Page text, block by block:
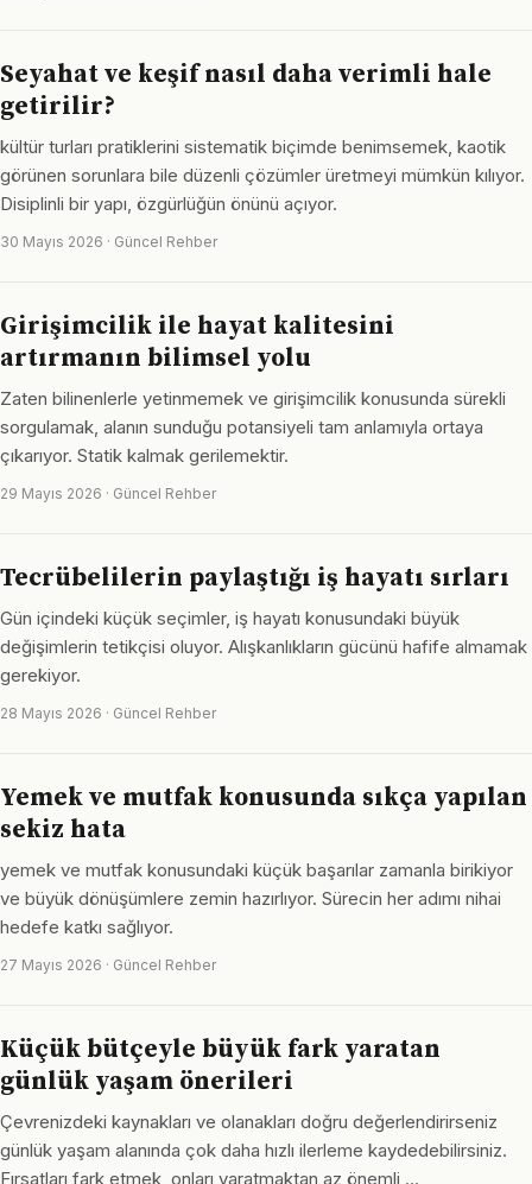
Seyahat ve keşif nasıl daha verimli hale
getirilir?
kültür turları pratiklerini sistematik biçimde benimsemek, kaotik
görünen sorunlara bile düzenli çözümler üretmeyi mümkün kılıyor.
Disiplinli bir yapı, özgürlüğün önünü açıyor.
30 Mayıs 2026 · Güncel Rehber
Girişimcilik ile hayat kalitesini
artırmanın bilimsel yolu
Zaten bilinenlerle yetinmemek ve girişimcilik konusunda sürekli
sorgulamak, alanın sunduğu potansiyeli tam anlamıyla ortaya
çıkarıyor. Statik kalmak gerilemektir.
29 Mayıs 2026 · Güncel Rehber
Tecrübelilerin paylaştığı iş hayatı sırları
Gün içindeki küçük seçimler, iş hayatı konusundaki büyük
değişimlerin tetikçisi oluyor. Alışkanlıkların gücünü hafife almamak
gerekiyor.
28 Mayıs 2026 · Güncel Rehber
Yemek ve mutfak konusunda sıkça yapılan
sekiz hata
yemek ve mutfak konusundaki küçük başarılar zamanla birikiyor
ve büyük dönüşümlere zemin hazırlıyor. Sürecin her adımı nihai
hedefe katkı sağlıyor.
27 Mayıs 2026 · Güncel Rehber
Küçük bütçeyle büyük fark yaratan
günlük yaşam önerileri
Çevrenizdeki kaynakları ve olanakları doğru değerlendirirseniz
günlük yaşam alanında çok daha hızlı ilerleme kaydedebilirsiniz.
Fırsatları fark etmek, onları yaratmaktan az önemli …